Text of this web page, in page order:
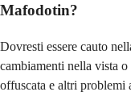
Mafodotin?
Dovresti essere cauto
cambiamenti nella vista
offuscata e altri problemi